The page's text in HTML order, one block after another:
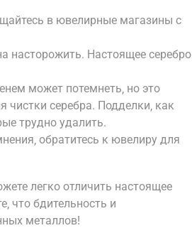
в ювелирные магазины с
насторожить. Настоящее серебро
может потемнеть‚ но это
чистки серебра. Подделки‚ как
трудно удалить.
обратитесь к ювелиру для
легко отличить настоящее
что бдительность и
металлов!